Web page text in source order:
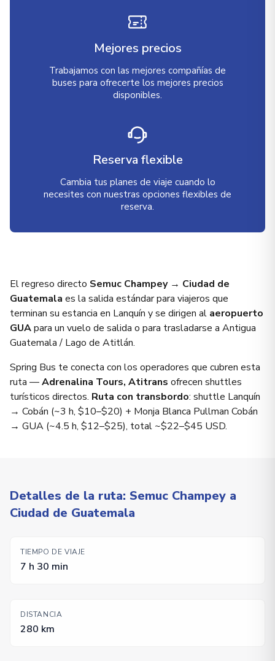
Mejores precios
Trabajamos con las mejores compañías de
buses para ofrecerte los mejores precios
disponibles.
Reserva flexible
Cambia tus planes de viaje cuando lo
necesites con nuestras opciones flexibles de
reserva.
El regreso directo Semuc Champey → Ciudad de
Guatemala es la salida estándar para viajeros que
terminan su estancia en Lanquín y se dirigen al aeropuerto
GUApara un vuelo de salida o para trasladarse a Antigua
Guatemala / Lago de Atitlán.
Spring Bus te conecta con los operadores que cubren esta
ruta —Adrenalina Tours, Atitrans ofrecen shuttles
turísticos directos. Ruta con transbordo: shuttle Lanquín
→ Cobán (~3 h, $10–$20) + Monja Blanca Pullman Cobán
→ GUA (~4.5 h, $12–$25), total ~$22–$45 USD.
Detalles de la ruta: Semuc Champey a
Ciudad de Guatemala
TIEMPO DE VIAJE
7 h 30 min
DISTANCIA
280 km